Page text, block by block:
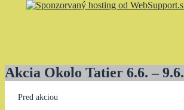
Akcia Okolo Tatier 6.6. – 9.6.
Pred akciou